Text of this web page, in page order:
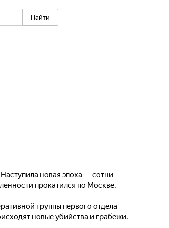
Найти
новая эпоха — сотни
прокатился по Москве.
группы первого отдела
новые убийства и грабежи.